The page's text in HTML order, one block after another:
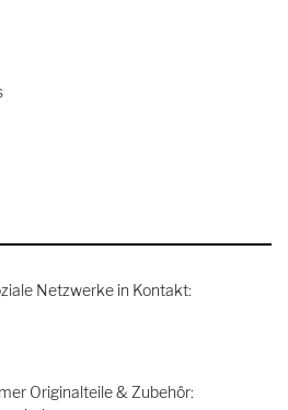
Netzwerke in Kontakt:
Originalteile & Zubehör: